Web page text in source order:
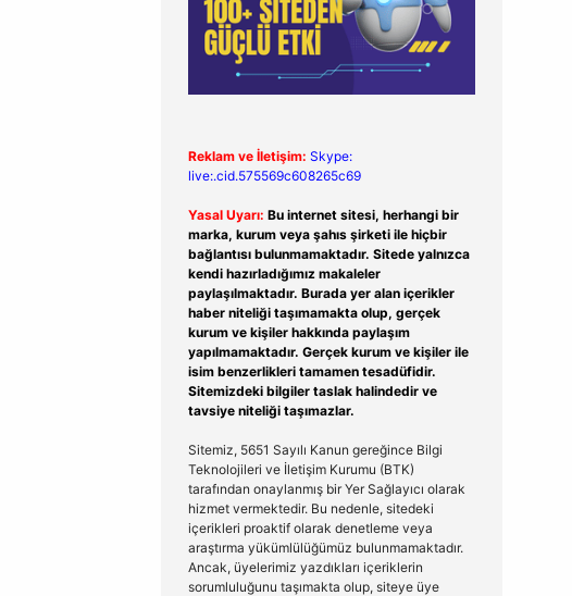
Reklam ve İletişim: Skype:
live:.cid.575569c608265c69
Yasal Uyarı: Bu internet sitesi, herhangi bir
marka, kurum veya şahıs şirketi ile hiçbir
bağlantısı bulunmamaktadır. Sitede yalnızca
kendi hazırladığımız makaleler
paylaşılmaktadır. Burada yer alan içerikler
haber niteliği taşımamakta olup, gerçek
kurum ve kişiler hakkında paylaşım
yapılmamaktadır. Gerçek kurum ve kişiler ile
isim benzerlikleri tamamen tesadüfidir.
Sitemizdeki bilgiler taslak halindedir ve
tavsiye niteliği taşımazlar.
Sitemiz, 5651 Sayılı Kanun gereğince Bilgi
Teknolojileri ve İletişim Kurumu (BTK)
tarafından onaylanmış bir Yer Sağlayıcı olarak
hizmet vermektedir. Bu nedenle, sitedeki
içerikleri proaktif olarak denetleme veya
araştırma yükümlülüğümüz bulunmamaktadır.
Ancak, üyelerimiz yazdıkları içeriklerin
sorumluluğunu taşımakta olup, siteye üye